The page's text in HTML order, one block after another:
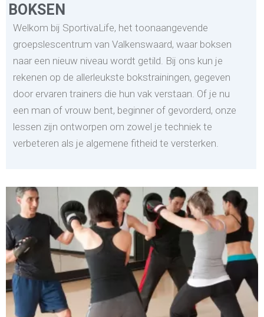
BOKSEN
Welkom bij SportivaLife, het toonaangevende
groepslescentrum van Valkenswaard, waar boksen
naar een nieuw niveau wordt getild. Bij ons kun je
rekenen op de allerleukste bokstrainingen, gegeven
door ervaren trainers die hun vak verstaan. Of je nu
een man of vrouw bent, beginner of gevorderd, onze
lessen zijn ontworpen om zowel je techniek te
verbeteren als je algemene fitheid te versterken.